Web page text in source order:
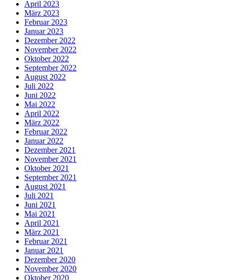
April 2023
März 2023
Februar 2023
Januar 2023
Dezember 2022
November 2022
Oktober 2022
September 2022
August 2022
Juli 2022
Juni 2022
Mai 2022
April 2022
März 2022
Februar 2022
Januar 2022
Dezember 2021
November 2021
Oktober 2021
September 2021
August 2021
Juli 2021
Juni 2021
Mai 2021
April 2021
März 2021
Februar 2021
Januar 2021
Dezember 2020
November 2020
Oktober 2020